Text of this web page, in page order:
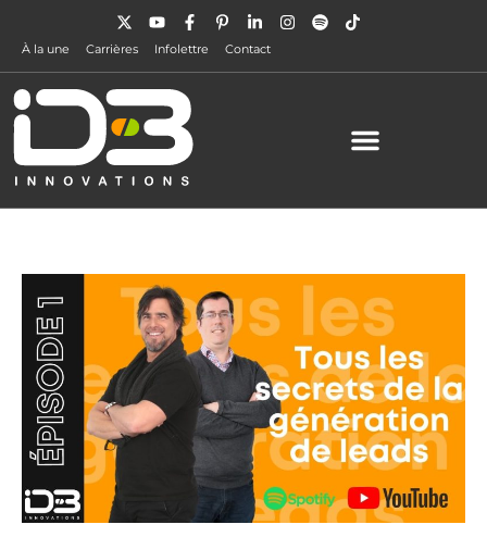
À la une Carrières Infolettre Contact